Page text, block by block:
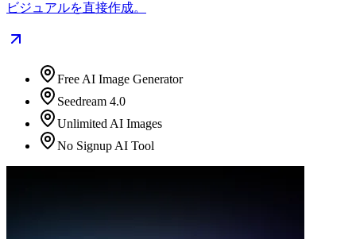
ビジュアルを直接作成。
Free AI Image Generator
Seedream 4.0
Unlimited AI Images
No Signup AI Tool